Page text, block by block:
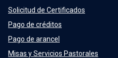
Solicitud de Certificados
Pago de créditos
Pago de arancel
Misas y Servicios Pastorales